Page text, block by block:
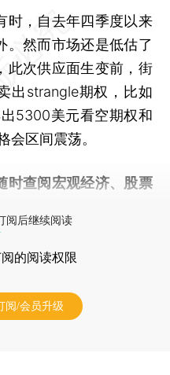
，自去年四季度以来
。然而市场还是低估了
此次供应面生变前，街
出strangle期权，比如
5300美元看空期权和
会区间震荡。
时查阅宏观经济、股票
阅后继续阅读
的阅读权限
阅/会员升级